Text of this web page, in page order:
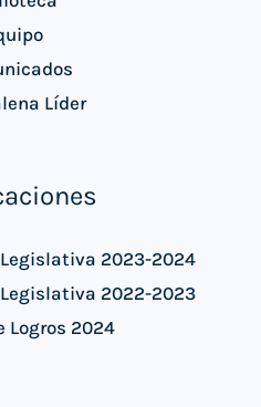
Líder
2023-2024
2022-2023
Logros 2024